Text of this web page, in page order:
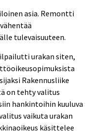
asia. Remontti
tulevaisuuteen.
urakan siten,
Rakennusliike
on tehty valitus
hankintoihin kuuluva
vaikuta urakan
käsittelee